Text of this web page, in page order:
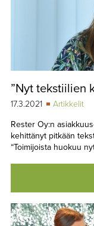
”Nyt tekstiilien
17.3.2021
Artikkelit
Rester Oy:n
kehittänyt pitkään
“Toimijoista huokuu